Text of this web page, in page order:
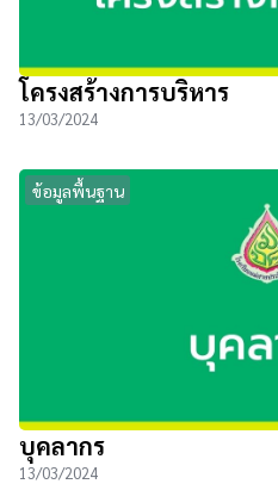
โครงสร้างการบริหาร
13/03/2024
ข้อมูลพื้นฐาน
บุคลากร
13/03/2024